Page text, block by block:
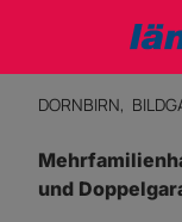
DORNBIRN,
und